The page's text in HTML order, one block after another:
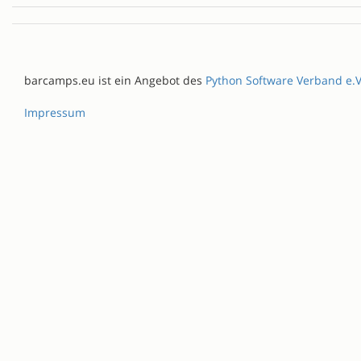
barcamps.eu ist ein Angebot des Python Software Verband
Impressum